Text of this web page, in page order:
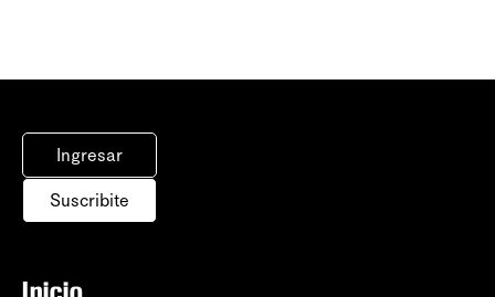
Ingresar
Suscribite